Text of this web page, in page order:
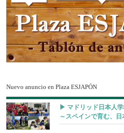
Nuevo anuncio en Plaza ESJAPÓN
▶︎ マドリッド日本人
～スペインで育む、